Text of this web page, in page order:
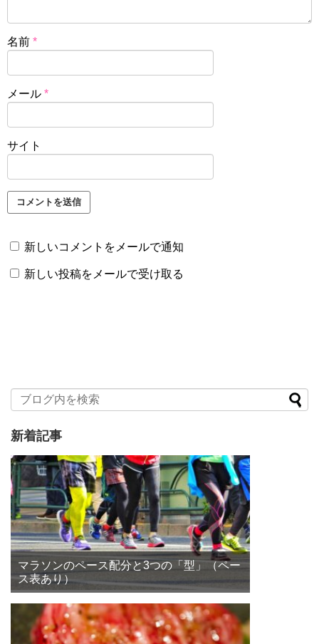
名前 *
メール *
サイト
新しいコメントをメールで通知
新しい投稿をメールで受け取る
新着記事
マラソンのペース配分と3つの「型」（ペー
ス表あり）